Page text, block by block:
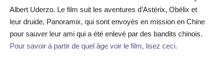
Albert Uderzo. Le film suit les aventures d’Astérix, Obélix et
leur druide, Panoramix, qui sont envoyés en mission en Chine
pour sauver leur ami qui a été enlevé par des bandits chinois.
Pour savoir à partir de quel âge voir le film, lisez ceci.